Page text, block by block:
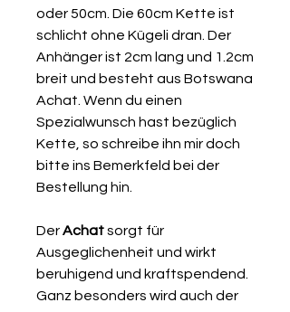
oder 50cm. Die 60cm Kette ist
schlicht ohne Kügeli dran. Der
Anhänger ist 2cm lang und 1.2cm
breit und besteht aus Botswana
Achat. Wenn du einen
Spezialwunsch hast bezüglich
Kette, so schreibe ihn mir doch
bitte ins Bemerkfeld bei der
Bestellung hin.
DerAchatsorgt für
Ausgeglichenheit und wirkt
beruhigend und kraftspendend.
Ganz besonders wird auch der